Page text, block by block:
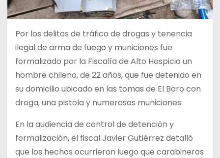
Por los delitos de tráfico de drogas y tenencia
ilegal de arma de fuego y municiones fue
formalizado por la Fiscalía de Alto Hospicio un
hombre chileno, de 22 años, que fue detenido en
su domicilio ubicado en las tomas de El Boro con
droga, una pistola y numerosas municiones.
En la audiencia de control de detención y
formalización, el fiscal Javier Gutiérrez detalló
que los hechos ocurrieron luego que carabineros